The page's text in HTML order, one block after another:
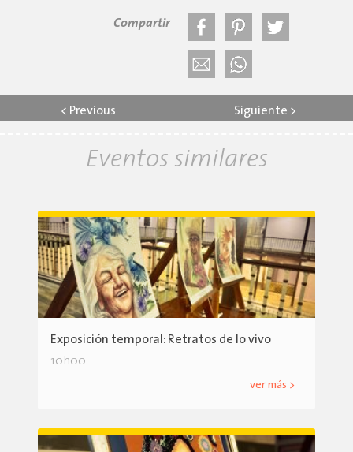
Compartir
< Previous Siguiente >
Eventos similares
Exposición temporal: Retratos de lo vivo
10h00
ver más >